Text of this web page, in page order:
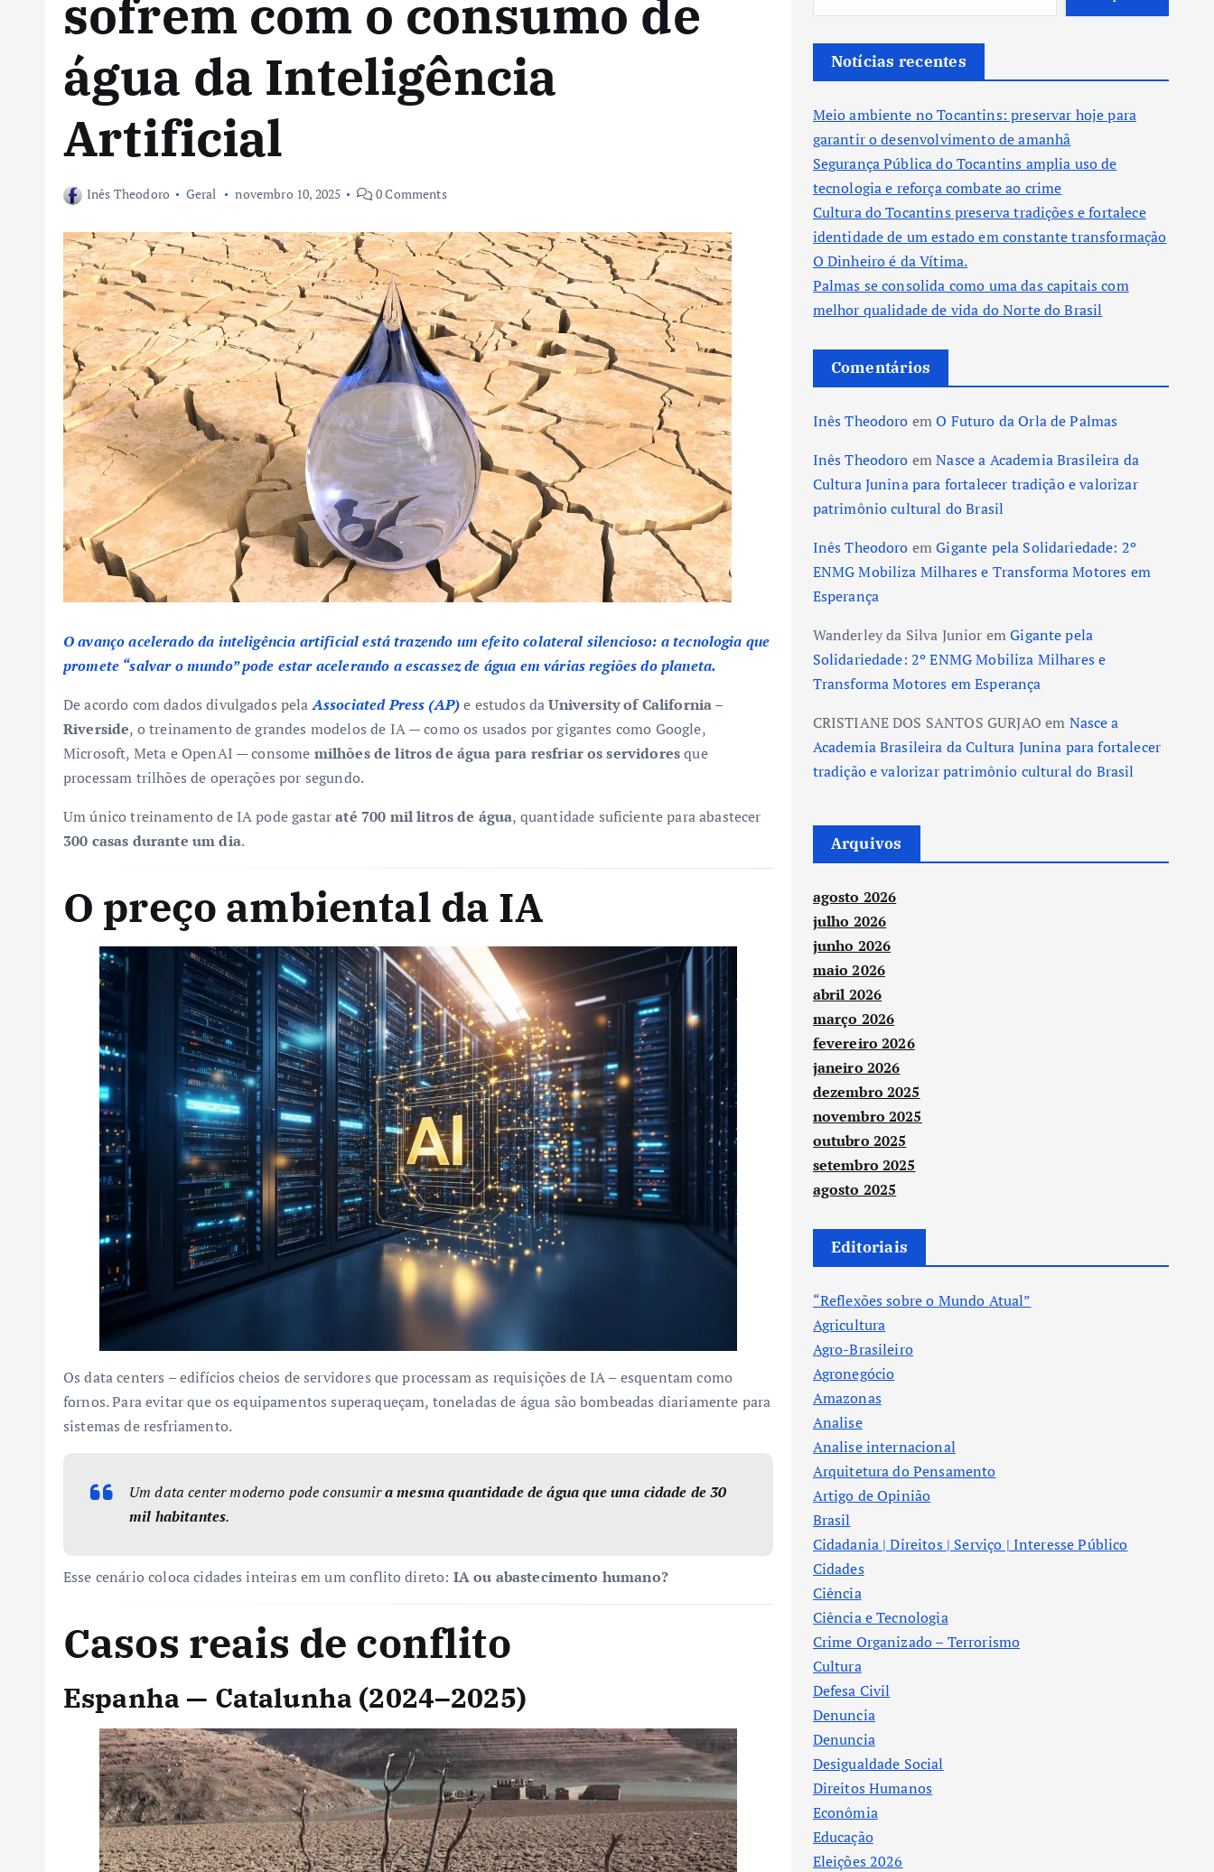
sofrem com o consumo de
água da Inteligência
Artificial
Inês Theodoro Geral novembro 10, 2025 0 Comments
O avanço acelerado da inteligência artificial está trazendo um efeito colateral silencioso: a tecnologia que
promete “salvar o mundo” pode estar acelerando a escassez de água em várias regiões do planeta.
De acordo com dados divulgados pelaAssociated Press (AP)e estudos daUniversity of California –
Riverside, o treinamento de grandes modelos de IA — como os usados por gigantes como Google,
Microsoft, Meta e OpenAI — consome milhões de litros de água para resfriar os servidoresque
processam trilhões de operações por segundo.
Um único treinamento de IA pode gastaraté 700 mil litros de água, quantidade suficiente para abastecer
300 casas durante um dia.
O preço ambiental da IA
Os data centers – edifícios cheios de servidores que processam as requisições de IA – esquentam como
fornos. Para evitar que os equipamentos superaqueçam, toneladas de água são bombeadas diariamente para
sistemas de resfriamento.
Um data center moderno pode consumira mesma quantidade de água que uma cidade de 30
mil habitantes.
Esse cenário coloca cidades inteiras em um conflito direto: IA ou abastecimento humano?
Casos reais de conflito
Espanha — Catalunha (2024–2025)
Notícias recentes
Meio ambiente no Tocantins: preservar hoje para
garantir o desenvolvimento de amanhã
Segurança Pública do Tocantins amplia uso de
tecnologia e reforça combate ao crime
Cultura do Tocantins preserva tradições e fortalece
identidade de um estado em constante transformação
O Dinheiro é da Vítima.
Palmas se consolida como uma das capitais com
melhor qualidade de vida do Norte do Brasil
Comentários
Inês Theodoro emO Futuro da Orla de Palmas
Inês Theodoro emNasce a Academia Brasileira da
Cultura Junina para fortalecer tradição e valorizar
patrimônio cultural do Brasil
Inês Theodoro emGigante pela Solidariedade: 2º
ENMG Mobiliza Milhares e Transforma Motores em
Esperança
Wanderley da Silva Junior emGigante pela
Solidariedade: 2º ENMG Mobiliza Milhares e
Transforma Motores em Esperança
CRISTIANE DOS SANTOS GURJAO em Nasce a
Academia Brasileira da Cultura Junina para fortalecer
tradição e valorizar patrimônio cultural do Brasil
Arquivos
agosto 2026
julho 2026
junho 2026
maio 2026
abril 2026
março 2026
fevereiro 2026
janeiro 2026
dezembro 2025
novembro 2025
outubro 2025
setembro 2025
agosto 2025
Editoriais
“Reflexões sobre o Mundo Atual”
Agricultura
Agro-Brasileiro
Agronegócio
Amazonas
Analise
Analise internacional
Arquitetura do Pensamento
Artigo de Opinião
Brasil
Cidadania | Direitos | Serviço | Interesse Público
Cidades
Ciência
Ciência e Tecnologia
Crime Organizado – Terrorismo
Cultura
Defesa Civil
Denuncia
Denuncia
Desigualdade Social
Direitos Humanos
Econômia
Educação
Eleições 2026